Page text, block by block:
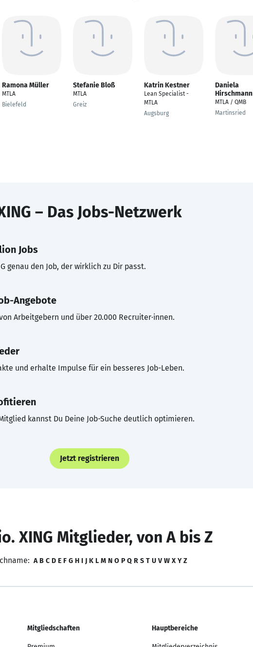
Ramona Müller
MTLA
Bielefeld
Stefanie Bloß
MTLA
Greiz
Katrin Kestner
Lean Specialist -
MTLA
Augsburg
Daniela
Hirschmann
MTLA / QMB
Martinsried
– Das Jobs-Netzwerk
Jobs
genau den Job, der wirklich zu Dir passt.
Angebote
Arbeitgebern und über 20.000 Recruiter·innen.
und erhalte Impulse für ein besseres Job-Leben.
kannst Du Deine Job-Suche deutlich optimieren.
Jetzt registrieren
XING Mitglieder, von A bis Z
A B C D E F G H I J K L M N O P Q R S T U V W X Y Z
Mitgliedschaften Hauptbereiche